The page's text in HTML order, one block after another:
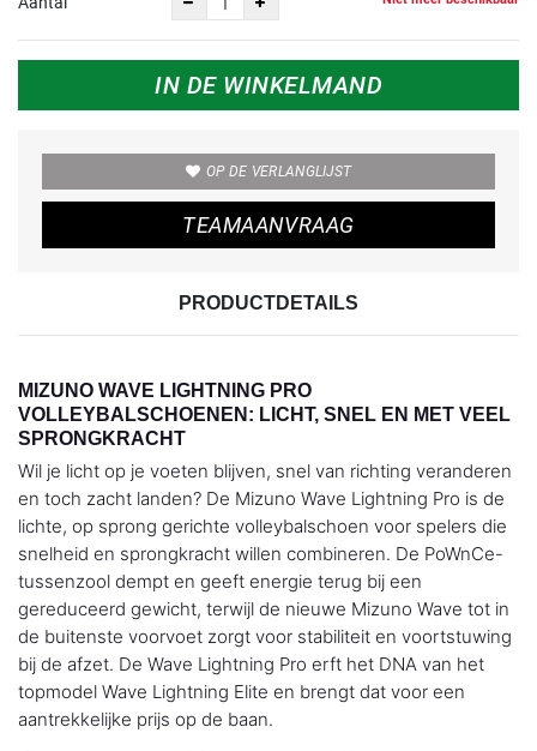
IN DE WINKELMAND
OP DE VERLANGLIJST
TEAMAANVRAAG
PRODUCTDETAILS
MIZUNO WAVE LIGHTNING PRO
VOLLEYBALSCHOENEN: LICHT, SNEL EN MET VEEL
SPRONGKRACHT
Wil je licht op je voeten blijven, snel van richting veranderen
en toch zacht landen? De Mizuno Wave Lightning Pro is de
lichte, op sprong gerichte volleybalschoen voor spelers die
snelheid en sprongkracht willen combineren. De PoWnCe-
tussenzool dempt en geeft energie terug bij een
gereduceerd gewicht, terwijl de nieuwe Mizuno Wave tot in
de buitenste voorvoet zorgt voor stabiliteit en voortstuwing
bij de afzet. De Wave Lightning Pro erft het DNA van het
topmodel Wave Lightning Elite en brengt dat voor een
aantrekkelijke prijs op de baan.